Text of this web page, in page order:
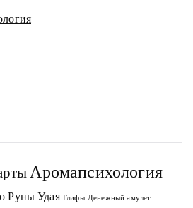
Аромапсихология
Руны Удая Глифы Денежный амулет